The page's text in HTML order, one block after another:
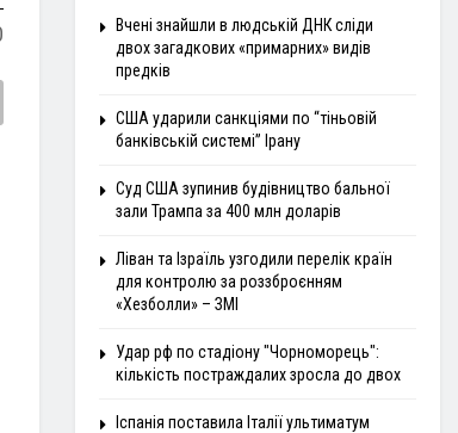
Вчені знайшли в людській ДНК сліди
двох загадкових «примарних» видів
предків
США ударили санкціями по “тіньовій
банківській системі” Ірану
Суд США зупинив будівництво бальної
зали Трампа за 400 млн доларів
Ліван та Ізраїль узгодили перелік країн
для контролю за роззброєнням
«Хезболли» – ЗМІ
Удар рф по стадіону "Чорноморець":
кількість постраждалих зросла до двох
Іспанія поставила Італії ультиматум